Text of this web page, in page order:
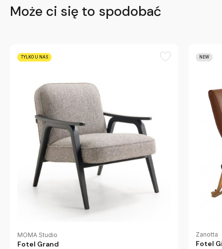
Może ci się to spodobać
TYLKO U NAS
MOMA Studio
Fotel Grand
NEW
Zanotta
Fotel